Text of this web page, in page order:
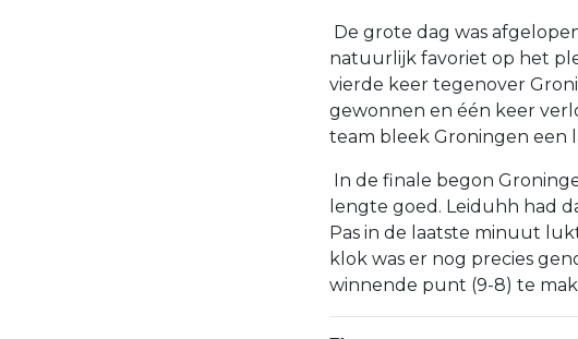
De grote dag was
natuurlijk favoriet op het
vierde keer tegenover
gewonnen en één keer
team bleek Groningen een
In de finale begon
lengte goed. Leiduhh had
Pas in de laatste minuut
klok was er nog precies
winnende punt (9-8) te